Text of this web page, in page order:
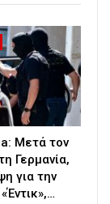
Μετά τον
Γερμανία,
για την